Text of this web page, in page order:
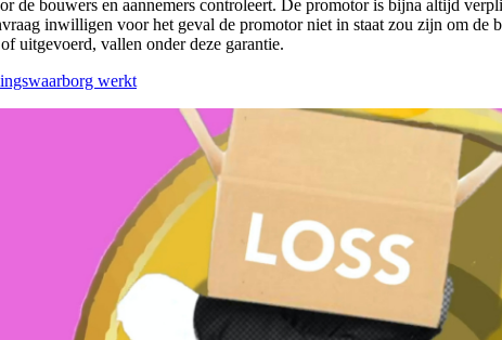
de bouwers en aannemers controleert. De promotor is bijna altijd
inwilligen voor het geval de promotor niet in staat zou zijn om
uitgevoerd, vallen onder deze garantie.
werkt